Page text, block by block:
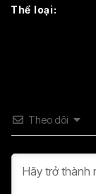
Thể loại:
Theo dõi